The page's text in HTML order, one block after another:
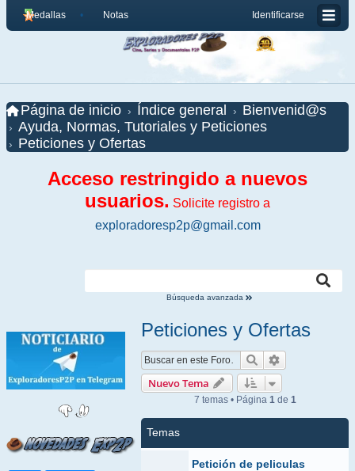
Identificarse
Medallas Notas
Página de inicio Índice general
Bienvenid@s
Ayuda, Normas, Tutoriales y Peticiones
Peticiones y Ofertas
Acceso restringido a nuevos
usuarios. Solicite registro a
exploradoresp2p@gmail.com
Búsqueda avanzada
Peticiones y Ofertas
Buscar
Nuevo Tema
7 temas • Página 1de 1
Temas
Petición de peliculas